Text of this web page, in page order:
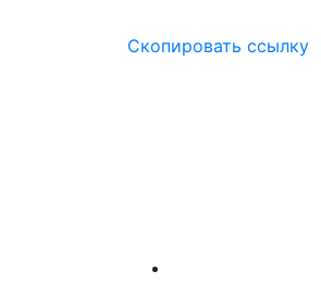
Скопировать ссылку